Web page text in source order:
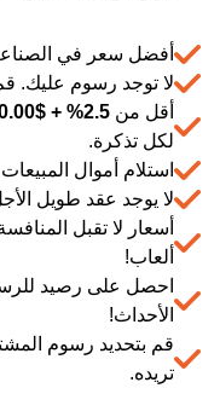
أفضل سعر في
لا توجد رسوم عليك.
أقل من 2.5% +
$
لكل تذكرة.
استلام أموال
لا يوجد عقد طويل
أسعار لا تقبل
ألعاب!
احصل على رصيد
الأحداث!
قم بتحديد رسوم
تريده.